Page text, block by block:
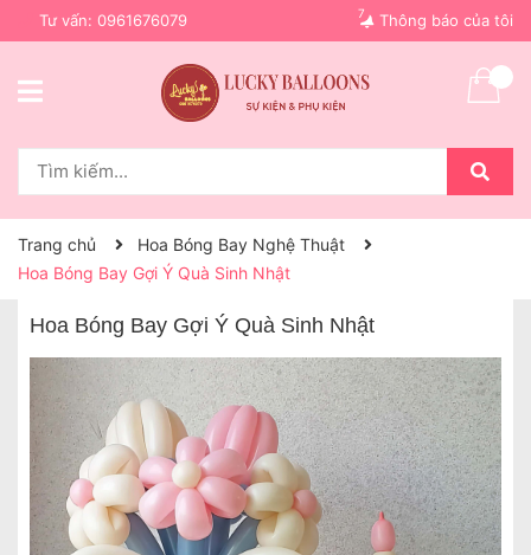
Tư vấn: 0961676079 Thông báo của tôi
7
Trang chủ
Hoa Bóng Bay Nghệ Thuật
Hoa Bóng Bay Gợi Ý Quà Sinh Nhật
Hoa Bóng Bay Gợi Ý Quà Sinh Nhật